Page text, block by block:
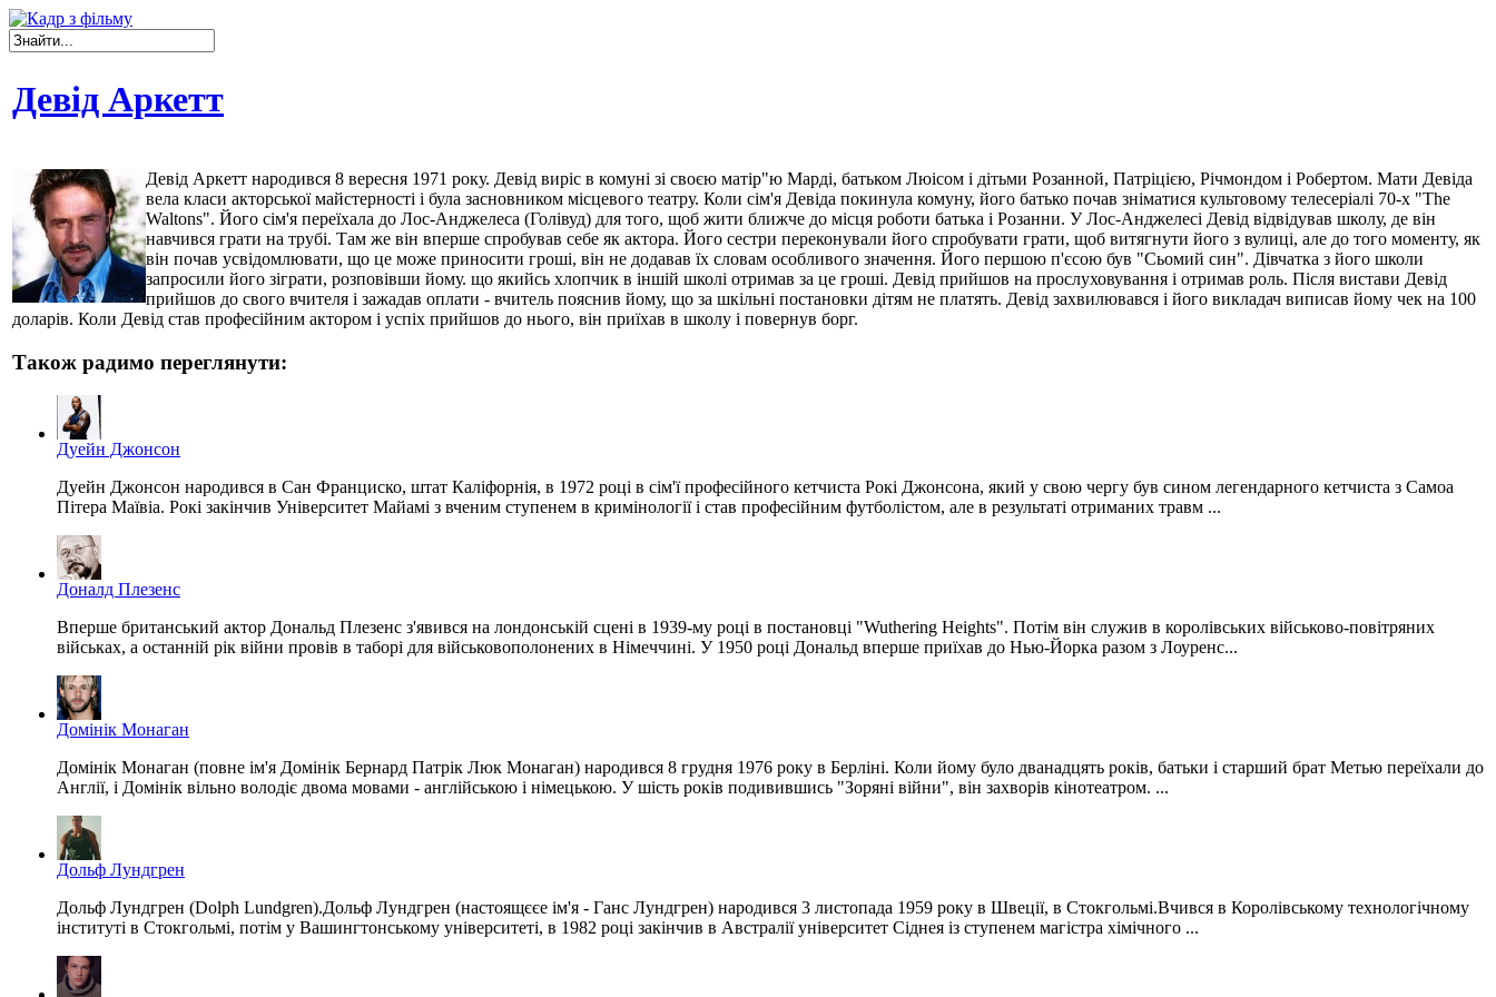
Девід Аркетт
Девід Аркетт народився 8 вересня 1971 року. Девід виріс в комуні зі своєю матір"ю Марді, батьком Люісом і дітьми Розанной, Патріцією, Річмондом і Робертом. Мати Девіда
вела класи акторської майстерності і була засновником місцевого театру. Коли сім'я Девіда покинула комуну, його батько почав зніматися культовому телесеріалі 70-х "The
Waltons". Його сім'я переїхала до Лос-Анджелеса (Голівуд) для того, щоб жити ближче до місця роботи батька і Розанни. У Лос-Анджелесі Девід відвідував школу, де він
навчився грати на трубі. Там же він вперше спробував себе як актора. Його сестри переконували його спробувати грати, щоб витягнути його з вулиці, але до того моменту, як
він почав усвідомлювати, що це може приносити гроші, він не додавав їх словам особливого значення. Його першою п'єсою був "Сьомий син". Дівчатка з його школи
запросили його зіграти, розповівши йому. що якийсь хлопчик в іншій школі отримав за це гроші. Девід прийшов на прослуховування і отримав роль. Після вистави Девід
прийшов до свого вчителя і зажадав оплати - вчитель пояснив йому, що за шкільні постановки дітям не платять. Девід захвилювався і його викладач виписав йому чек на 100
доларів. Коли Девід став професійним актором і успіх прийшов до нього, він приїхав в школу і повернув борг.
Також радимо переглянути:
Дуейн Джонсон
Дуейн Джонсон народився в Сан Франциско, штат Каліфорнія, в 1972 році в сім'ї професійного кетчиста Рокі Джонсона, який у свою чергу був сином легендарного кетчиста з Самоа
Пітера Маївіа. Рокі закінчив Університет Майамі з вченим ступенем в кримінології і став професійним футболістом, але в результаті отриманих травм ...
Доналд Плезенс
Вперше британський актор Дональд Плезенс з'явився на лондонській сцені в 1939-му році в постановці "Wuthering Heights". Потім він служив в королівських військово-повітряних
військах, а останній рік війни провів в таборі для військовополонених в Німеччині. У 1950 році Дональд вперше приїхав до Нью-Йорка разом з Лоуренс...
Домінік Монаган
Домінік Монаган (повне ім'я Домінік Бернард Патрік Люк Монаган) народився 8 грудня 1976 року в Берліні. Коли йому було дванадцять років, батьки і старший брат Метью переїхали до
Англії, і Домінік вільно володіє двома мовами - англійською і німецькою. У шість років подивившись "Зоряні війни", він захворів кінотеатром. ...
Дольф Лундгрен
Дольф Лундгрен (Dolph Lundgren).Дольф Лундгрен (настоящєєе ім'я - Ганс Лундгрен) народився 3 листопада 1959 року в Швеції, в Стокгольмі.Вчився в Королівському технологічному
інституті в Стокгольмі, потім у Вашингтонському університеті, в 1982 році закінчив в Австралії університет Сіднея із ступенем магістра хімічного ...